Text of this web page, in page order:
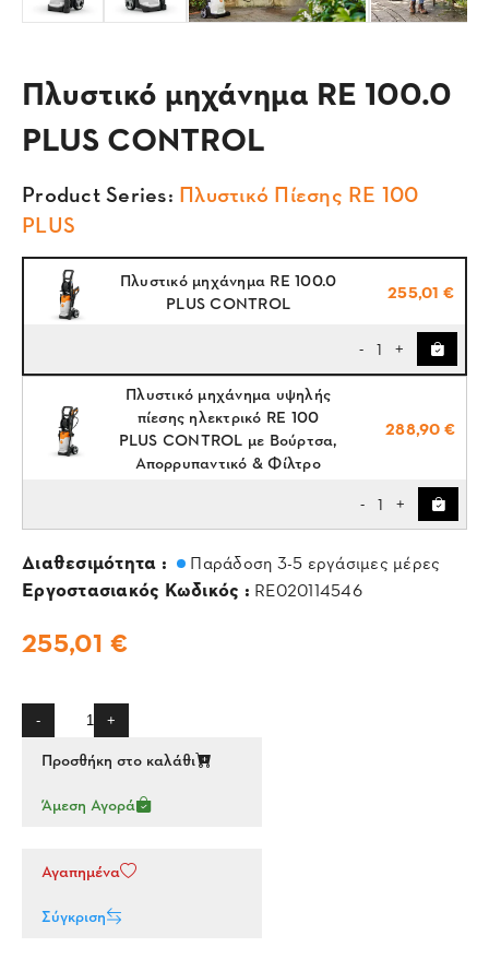
Πλυστικό μηχάνημα RE 100.0
PLUS CONTROL
Product Series: Πλυστικό Πίεσης RE 100
PLUS
Πλυστικό μηχάνημα RE 100.0
PLUS CONTROL
255,01 €
- 1 +
Πλυστικό μηχάνημα υψηλής
πίεσης ηλεκτρικό RE 100
PLUS CONTROL με Βούρτσα,
Απορρυπαντικό & Φίλτρο
288,90 €
- 1 +
Διαθεσιμότητα : Παράδοση 3-5 εργάσιμες μέρες
Εργοστασιακός Κωδικός : RE020114546
255,01 €
- +
Προσθήκη στο καλάθι
Άμεση Αγορά
Αγαπημένα
Σύγκριση